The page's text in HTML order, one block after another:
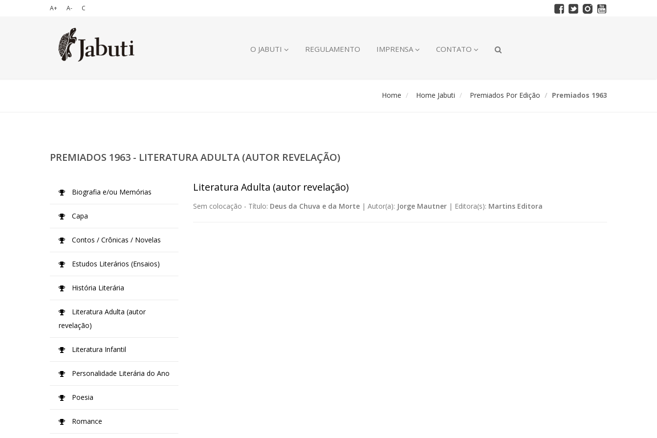
A+ A- C
O JABUTI REGULAMENTO IMPRENSA CONTATO
Home Home Jabuti Premiados Por Edição Premiados 1963
PREMIADOS 1963 - LITERATURA ADULTA (AUTOR REVELAÇÃO)
Literatura Adulta (autor revelação)
Sem colocação - Título: Deus da Chuva e da Morte| Autor(a): Jorge Mautner| Editora(s): Martins Editora
Biografia e/ou Memórias
Capa
Contos / Crônicas / Novelas
Estudos Literários (Ensaios)
História Literária
Literatura Adulta (autor
revelação)
Literatura Infantil
Personalidade Literária do Ano
Poesia
Romance